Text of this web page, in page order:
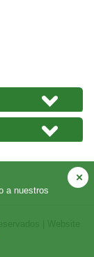
a nuestros
| Website